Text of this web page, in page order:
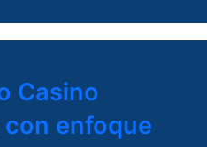
Casino
enfoque